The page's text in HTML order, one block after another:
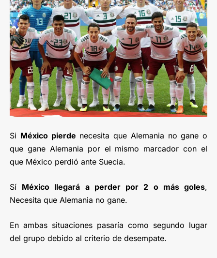
Si México pierde necesita que Alemania no gane o
que gane Alemania por el mismo marcador con el
que México perdió ante Suecia.
Sí México llegará a perder por 2 o más goles,
Necesita que Alemania no gane.
En ambas situaciones pasaría como segundo lugar
del grupo debido al criterio de desempate.